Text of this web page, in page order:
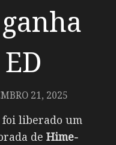
21, 2025
foi liberado um
de Hime-